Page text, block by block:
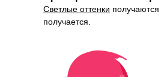
Светлые оттенки
получается.